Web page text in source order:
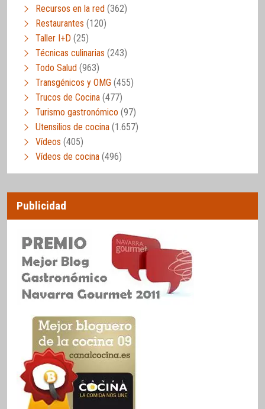
Recursos en la red (362)
Restaurantes (120)
Taller I+D (25)
Técnicas culinarias (243)
Todo Salud (963)
Transgénicos y OMG (455)
Trucos de Cocina (477)
Turismo gastronómico (97)
Utensilios de cocina (1.657)
Vídeos (405)
Vídeos de cocina (496)
Publicidad